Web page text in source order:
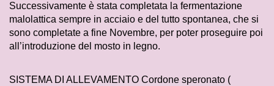
Successivamente è stata completata la fermentazione
malolattica sempre in acciaio e del tutto spontanea, che si
sono completate a fine Novembre, per poter proseguire poi
all’introduzione del mosto in legno.
SISTEMA DI ALLEVAMENTO Cordone speronato (